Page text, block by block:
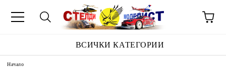
ВСИЧКИ КАТЕГОРИИ
Начало